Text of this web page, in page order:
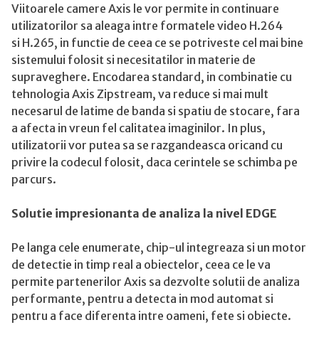
Viitoarele camere Axis le vor permite in continuare
utilizatorilor sa aleaga intre formatele video H.264
si H.265, in functie de ceea ce se potriveste cel mai bine
sistemului folosit si necesitatilor in materie de
supraveghere. Encodarea standard, in combinatie cu
tehnologia Axis Zipstream, va reduce si mai mult
necesarul de latime de banda si spatiu de stocare, fara
a afecta in vreun fel calitatea imaginilor. In plus,
utilizatorii vor putea sa se razgandeasca oricand cu
privire la codecul folosit, daca cerintele se schimba pe
parcurs.
Solutie impresionanta de analiza la nivel EDGE
Pe langa cele enumerate, chip-ul integreaza si un motor
de detectie in timp real a obiectelor, ceea ce le va
permite partenerilor Axis sa dezvolte solutii de analiza
performante, pentru a detecta in mod automat si
pentru a face diferenta intre oameni, fete si obiecte.